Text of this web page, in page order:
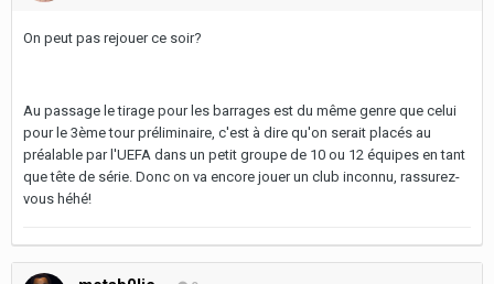
On peut pas rejouer ce soir?
Au passage le tirage pour les barrages est du même genre que celui
pour le 3ème tour préliminaire, c'est à dire qu'on serait placés au
préalable par l'UEFA dans un petit groupe de 10 ou 12 équipes en tant
que tête de série. Donc on va encore jouer un club inconnu, rassurez-
vous héhé!